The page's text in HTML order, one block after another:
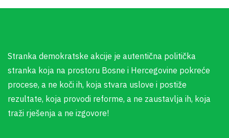
Stranka demokratske akcije je autentična politička
stranka koja na prostoru Bosne i Hercegovine pokreće
procese, a ne koči ih, koja stvara uslove i postiže
rezultate, koja provodi reforme, a ne zaustavlja ih, koja
traži rješenja a ne izgovore!